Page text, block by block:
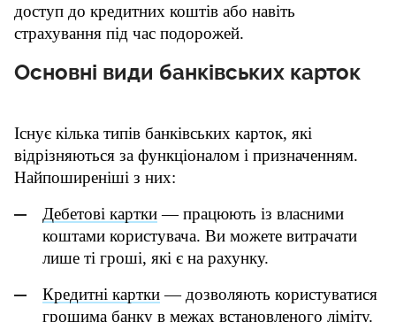
доступ до кредитних коштів або навіть
страхування під час подорожей.
Основні види банківських карток
Існує кілька типів банківських карток, які
відрізняються за функціоналом і призначенням.
Найпоширеніші з них:
Дебетові картки — працюють із власними
коштами користувача. Ви можете витрачати
лише ті гроші, які є на рахунку.
Кредитні картки — дозволяють користуватися
грошима банку в межах встановленого ліміту.